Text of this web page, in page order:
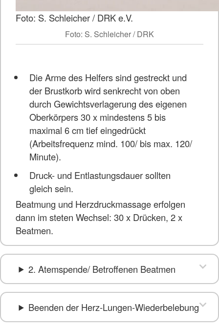
Foto: S. Schleicher / DRK e.V.
Foto: S. Schleicher / DRK
Die Arme des Helfers sind gestreckt und
der Brustkorb wird senkrecht von oben
durch Gewichtsverlagerung des eigenen
Oberkörpers 30 x mindestens 5 bis
maximal 6 cm tief eingedrückt
(Arbeitsfrequenz mind. 100/ bis max. 120/
Minute).
Druck- und Entlastungsdauer sollten
gleich sein.
Beatmung und Herzdruckmassage erfolgen
dann im steten Wechsel: 30 x Drücken, 2 x
Beatmen.
2. Atemspende/ Betroffenen Beatmen
Beenden der Herz-Lungen-Wiederbelebung